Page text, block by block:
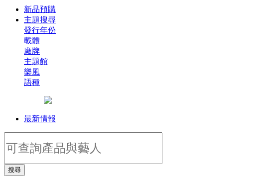
新品預購
主題搜尋
發行年份
載體
廠牌
主題館
樂風
語種
最新情報
搜尋